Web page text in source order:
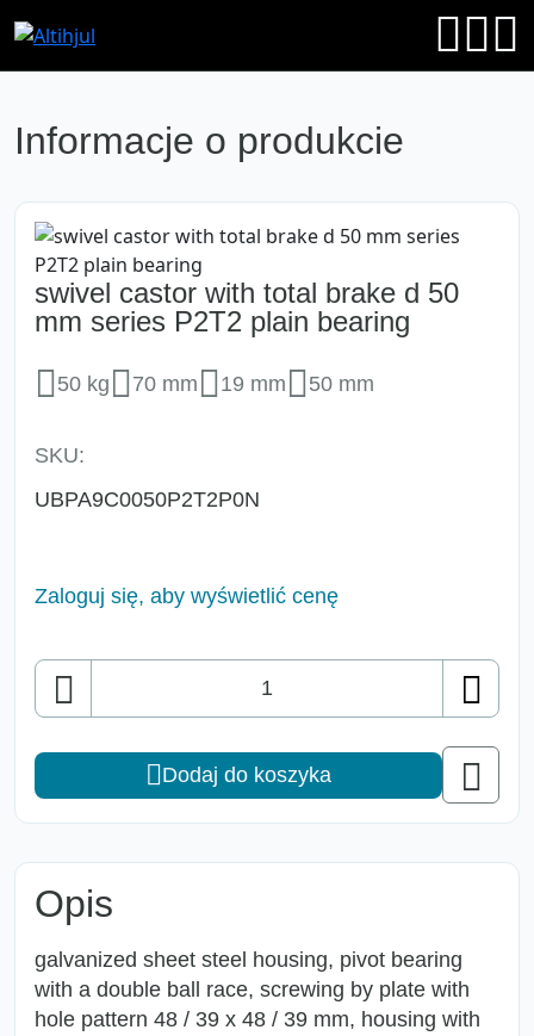
Informacje o produkcie
swivel castor with total brake d 50
mm series P2T2 plain bearing
50 kg 70 mm 19 mm 50 mm
SKU:
UBPA9C0050P2T2P0N
Zaloguj się, aby wyświetlić cenę
Ilość
Dodaj do koszyka
Opis
galvanized sheet steel housing, pivot bearing
with a double ball race, screwing by plate with
hole pattern 48 / 39 x 48 / 39 mm, housing with